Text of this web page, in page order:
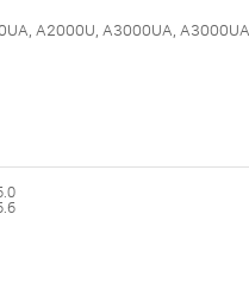
A2000U, A3000UA,